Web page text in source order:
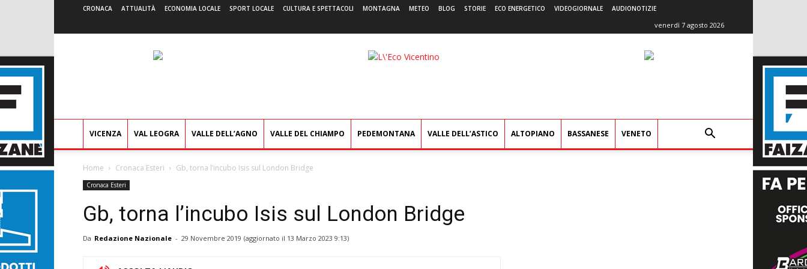
CRONACA ATTUALITÀ ECONOMIA LOCALE SPORT LOCALE CULTURA E SPETTACOLI MONTAGNA METEO BLOG STORIE ECO ENERGETICO VIDEOGIORNALE AUDIONOTIZIE
venerdì 7 agosto 2026
L'Eco
VICENZA VAL LEOGRA VALLE DELL’AGNO VALLE DEL CHIAMPO PEDEMONTANA VALLE DELL’ASTICO ALTOPIANO BASSANESE VENETO
Home Cronaca Esteri Gb, torna l’incubo Isis sul London Bridge
Cronaca Esteri
Gb, torna l’incubo Isis sul London Bridge
Da Redazione Nazionale - 29 Novembre 2019 (aggiornato il 13 Marzo 2023 9:13)